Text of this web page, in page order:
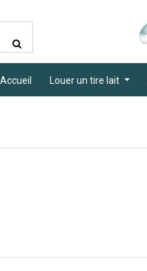
Accueil Louer un tire lait